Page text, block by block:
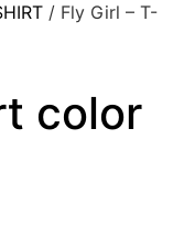
/ Fly Girl – T-
color